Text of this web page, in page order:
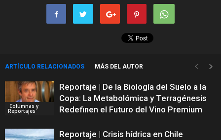
ARTÍCULO RELACIONADOS MÁS DEL AUTOR
Columnas y
Reportajes
Reportaje | De la Biología del Suelo a la
Copa: La Metabolómica y Terragénesis
Redefinen el Futuro del Vino Premium
Reportaje | Crisis hídrica en Chile